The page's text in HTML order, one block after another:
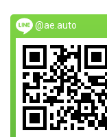
@ae.auto